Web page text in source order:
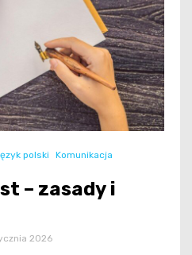
polski
Komunikacja
– zasady i
2026